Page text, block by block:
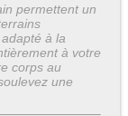
permettent un
à la
à votre
corps au
une